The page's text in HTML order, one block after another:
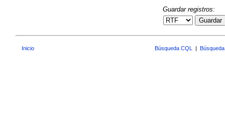
Guardar registros:
Guardar
Inicio Búsqueda CQL